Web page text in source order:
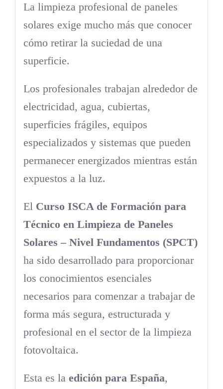
La limpieza profesional de paneles
solares exige mucho más que conocer
cómo retirar la suciedad de una
superficie.
Los profesionales trabajan alrededor de
electricidad, agua, cubiertas,
superficies frágiles, equipos
especializados y sistemas que pueden
permanecer energizados mientras están
expuestos a la luz.
El Curso ISCA de Formación para
Técnico en Limpieza de Paneles
Solares – Nivel Fundamentos (SPCT)
ha sido desarrollado para proporcionar
los conocimientos esenciales
necesarios para comenzar a trabajar de
forma más segura, estructurada y
profesional en el sector de la limpieza
fotovoltaica.
Esta es la edición para España,